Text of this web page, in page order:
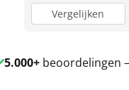
Vergelijken
5.000+beoordelingen